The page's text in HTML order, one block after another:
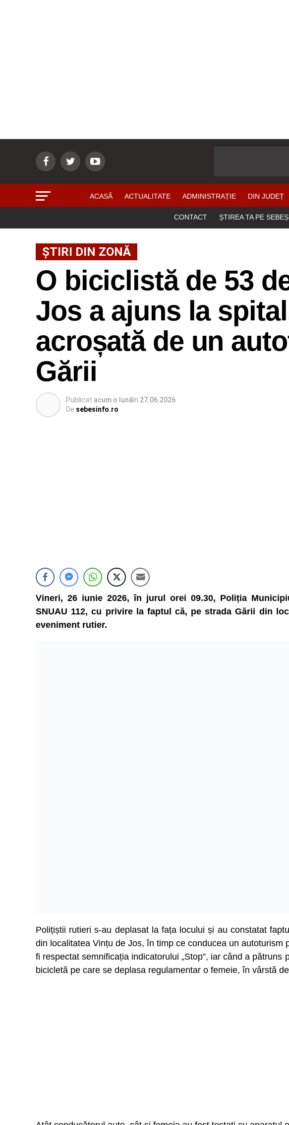
ACASĂ ACTUALITATE ADMINISTRAȚIE DIN JUDEȚ
CONTACT ȘTIREA TA PE
ȘTIRI DIN ZONĂ
O biciclistă de 53
Jos a ajuns la
acroșată de un
Gării
Publicat acum o lunăîn 27.06.2026
De sebesinfo.ro
Vineri, 26 iunie 2026, în jurul orei 09.30, Poliția
SNUAU 112, cu privire la faptul că, pe strada Gării din
eveniment rutier.
Polițiștii rutieri s-au deplasat la fața locului și au constatat
din localitatea Vințu de Jos, în timp ce conducea un autoturism
fi respectat semnificația indicatorului „Stop”, iar când a
bicicletă pe care se deplasa regulamentar o femeie, în vârstă